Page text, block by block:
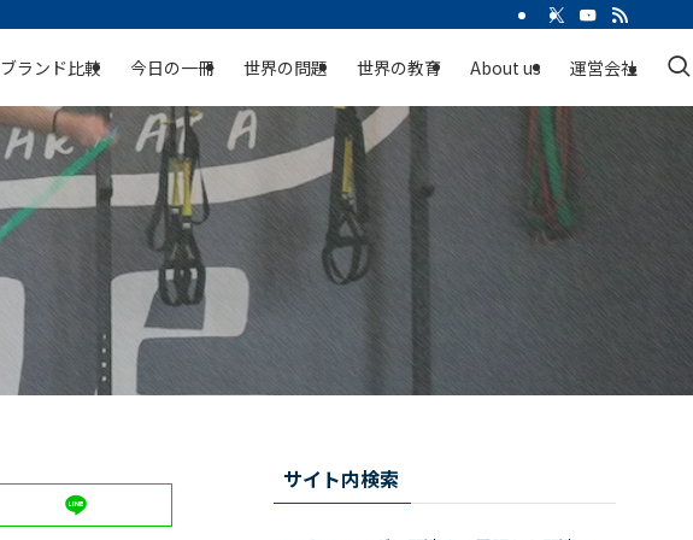
ブランド比較 今日の一冊 世界の問題 世界の教育 About us 運営会社
サイト内検索